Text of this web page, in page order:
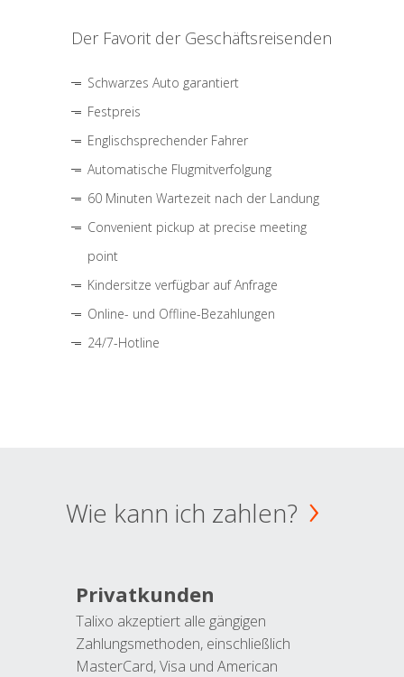
Der Favorit der Geschäftsreisenden
Schwarzes Auto garantiert
Festpreis
Englischsprechender Fahrer
Automatische Flugmitverfolgung
60 Minuten Wartezeit nach der Landung
Convenient pickup at precise meeting
point
Kindersitze verfügbar auf Anfrage
Online- und Offline-Bezahlungen
24/7-Hotline
Wie kann ich zahlen?
Privatkunden
Talixo akzeptiert alle gängigen
Zahlungsmethoden, einschließlich
MasterCard, Visa und American